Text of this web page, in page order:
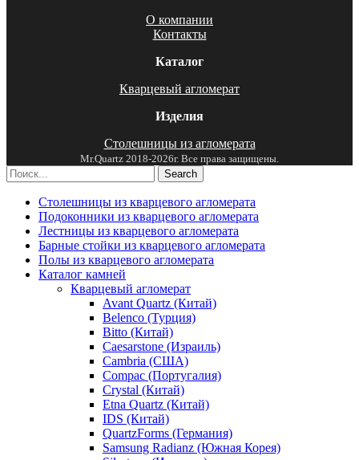
О компании
Контакты
Каталог
Кварцевый агломерат
Изделия
Столешницы из агломерата
Mr.Quartz 2018-2026г. Все права защищены.
Search
Столешницы из кварцевого агломерата
Подоконники из кварцевого агломерата
Лестницы из кварцевого агломерата
Барные стойки из кварцевого агломерата
Полы из кварцевого агломерата
Каталог камней
Кварцевый агломерат
Avant Quartz (Китай)
Belenco (Турция)
Bitto (Китай)
Caesarstone (Израиль)
Cambria (США)
Compac (Португалия)
Crystal (Китай)
Etna Quartz (Китай)
IDS (Китай)
QuartzForms (Германия)
Samsung Radianz (Южная Корея)